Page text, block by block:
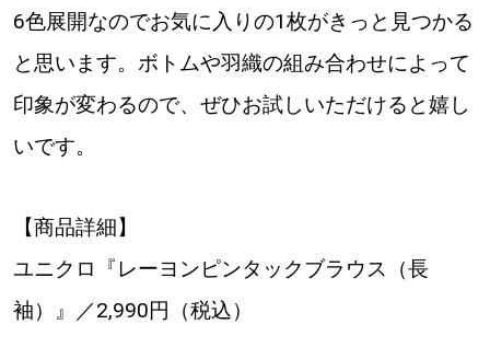
6色展開なのでお気に入りの1枚がきっと見つかる
と思います。ボトムや羽織の組み合わせによって
印象が変わるので、ぜひお試しいただけると嬉し
いです。
【商品詳細】
ユニクロ『レーヨンピンタックブラウス（長
袖）』／2,990円（税込）